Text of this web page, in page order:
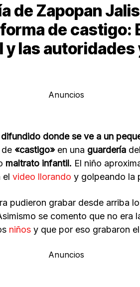
de Zapopan
de castigo:
las autoridades
Anuncios
donde se ve a un
«castigo» en una guardería
maltrato infantil. El niño
el video llorando y golpeando la
pudieron grabar desde arriba
se comento que no era
niños y que por eso grabaron
Anuncios